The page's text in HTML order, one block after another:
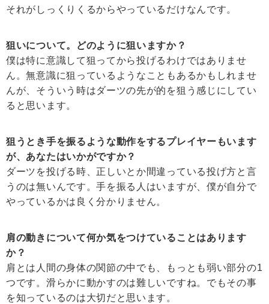
それがしっくりくるからやっているだけなんです。
狙いについて。どのように狙いますか？
僕は特に意識して狙ってから投げるわけではありませ
ん。無意識に狙っているようなこともあるかもしれませ
んが、そういう時はダーツの先が的を狙う感じにしてい
ると思います。
狙うとき手を振るような動作をするプレイヤーもいます
が、あなたはいかがですか？
ダーツを投げる時、正しいとか間違っている投げ方と言
うのは無いんです。手を振る人はいますが、僕が自分で
やっているかは良く分かりません。
肩の動きについて何か気をつけていることはあります
か？
肩とは人間の身体の関節の中でも、もっとも弱い部分の1
つです。滑らかに動かすのは難しいですね。でもその事
を知っているのは大切だと思います。